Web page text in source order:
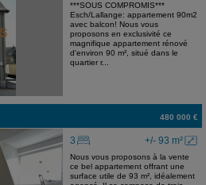
***SOUS COMPROMIS***
Esch/Lallange: appartement 90m2
avec balcon! Nous vous
proposons en exclusivité ce
magnifique appartement rénové
d'environ 90 m², situé dans le
quartier r...
480 000 €
+/- 93 m²
3
Nous vous proposons à la vente
ce bel appartement offrant une
surface utile de 93 m², idéalement